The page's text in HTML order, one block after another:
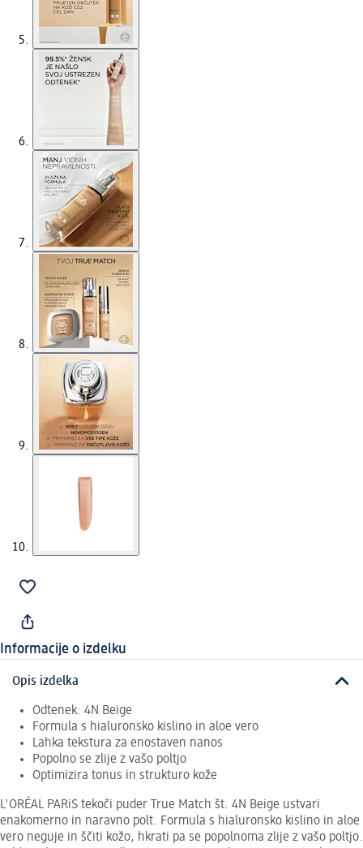
Informacije o izdelku
Opis izdelka
Odtenek: 4N Beige
Formula s hialuronsko kislino in aloe vero
Lahka tekstura za enostaven nanos
Popolno se zlije z vašo poltjo
Optimizira tonus in strukturo kože
L'ORÉAL PARiS tekoči puder True Match št. 4N Beige ustvari
enakomerno in naravno polt. Formula s hialuronsko kislino in aloe
vero neguje in ščiti kožo, hkrati pa se popolnoma zlije z vašo poltjo.